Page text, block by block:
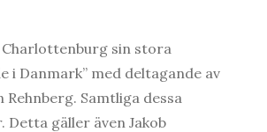
Charlottenburg sin stora
i Danmark” med deltagande av
Samtliga dessa
gäller även Jakob